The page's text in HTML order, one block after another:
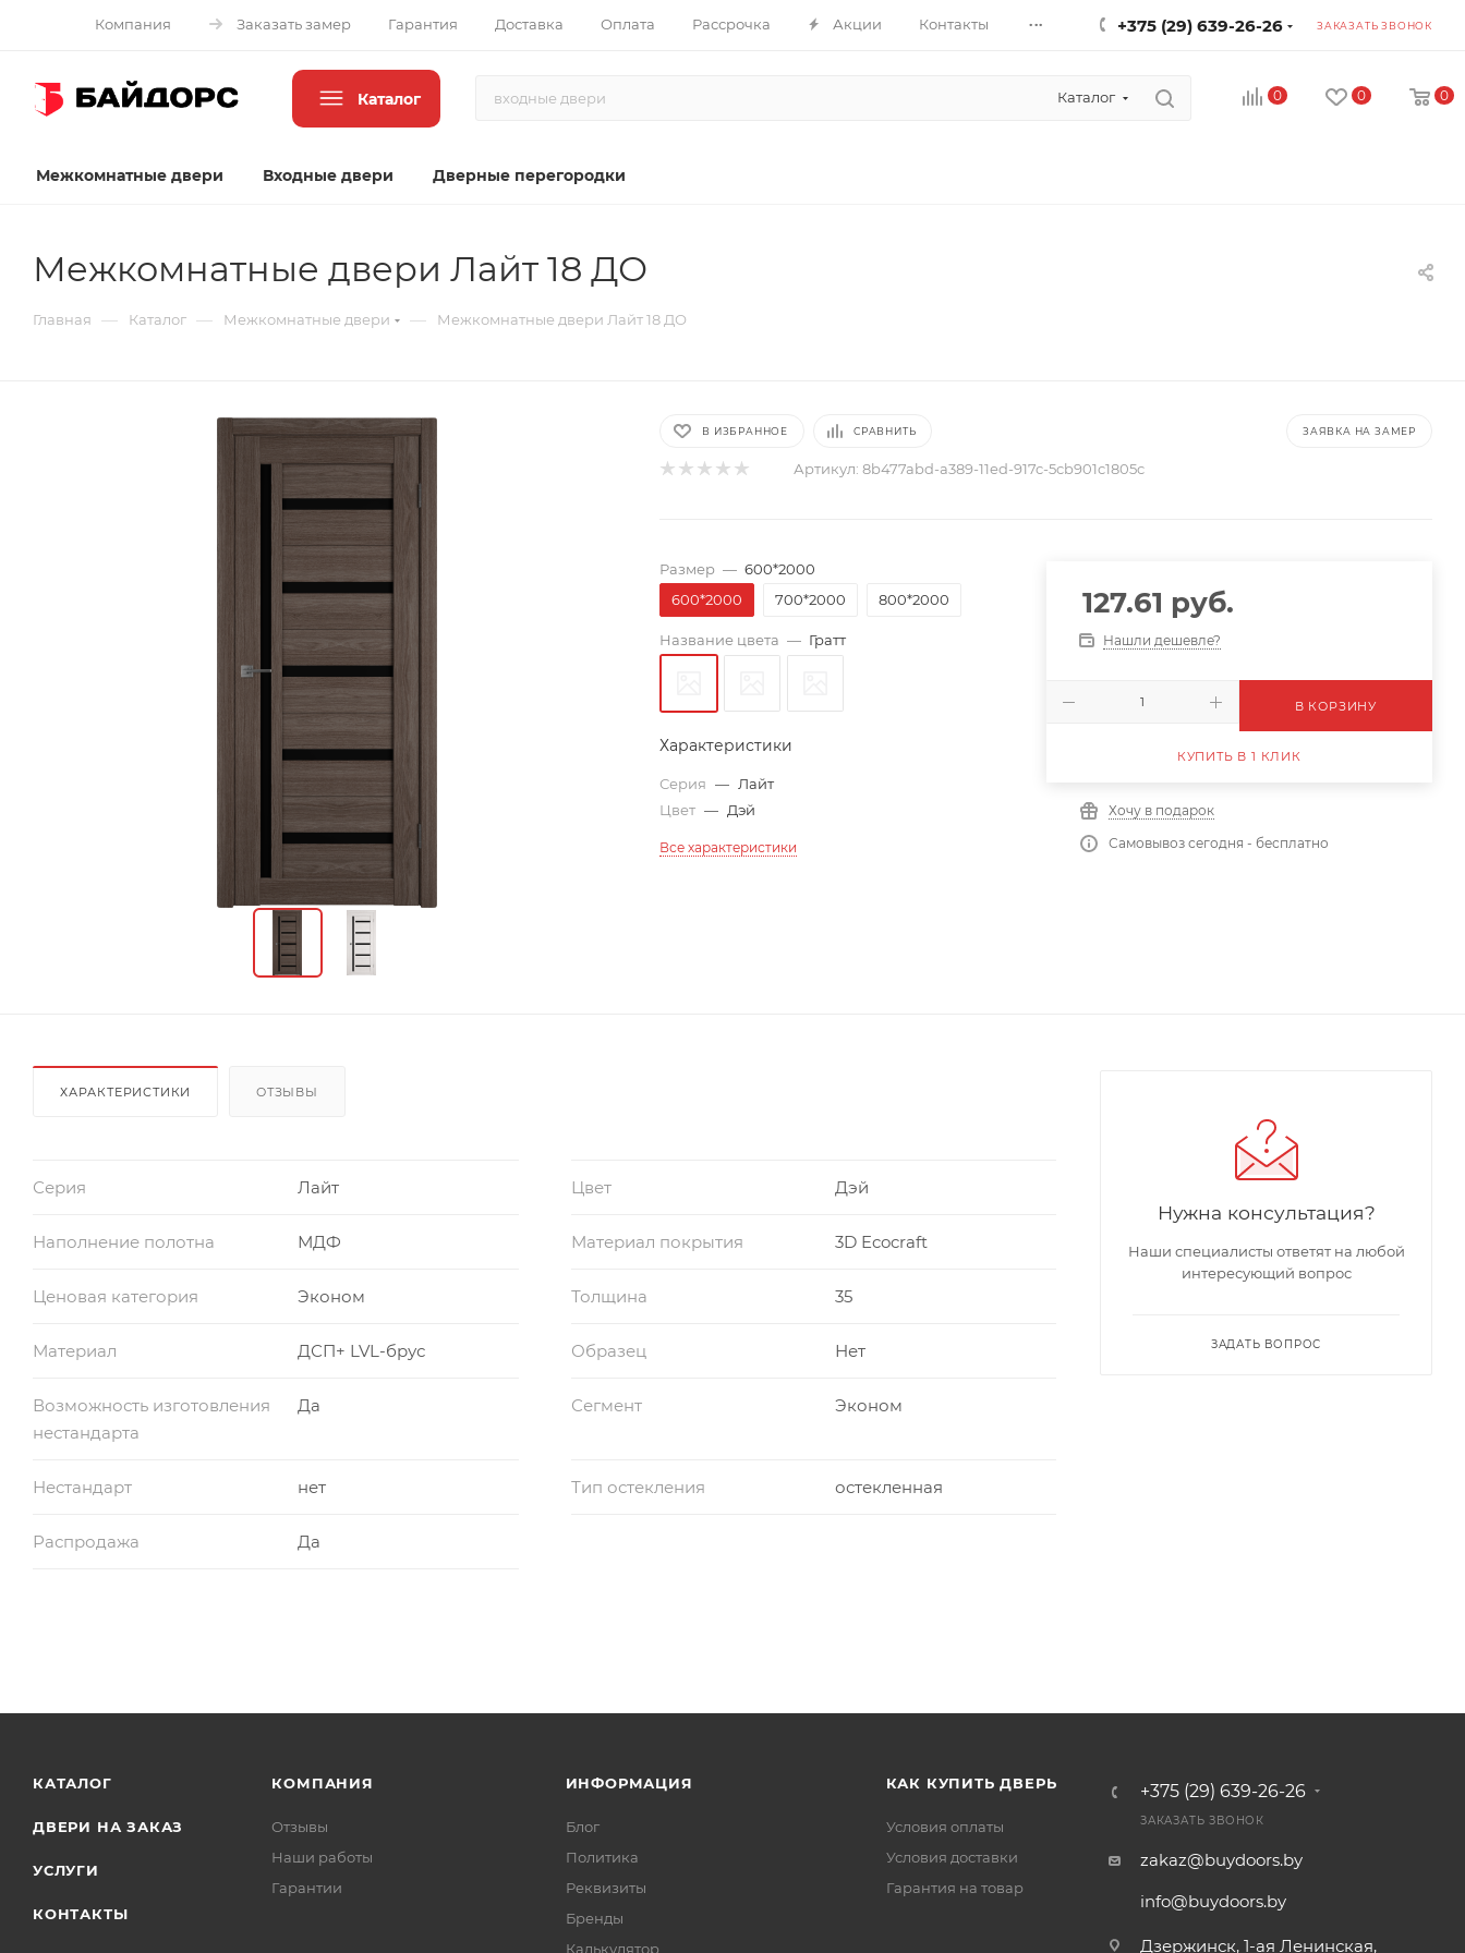
Компания Заказать замер Гарантия Доставка Оплата Рассрочка Акции Контакты ... +375 (29) 639-26-26 ЗАКАЗАТЬ ЗВОНОК
Каталог Каталог 0 0 0
Межкомнатные двери Входные двери Дверные перегородки
Межкомнатные двери Лайт 18 ДО
Главная — Каталог — Межкомнатные двери — Межкомнатные двери Лайт 18 ДО
В ИЗБРАННОЕ СРАВНИТЬ ЗАЯВКА НА ЗАМЕР
Артикул: 8b477abd-a389-11ed-917c-5cb901c1805c
Размер — 600*2000
600*2000
700*2000 800*2000
Название цвета — Гратт
Характеристики
Серия — Лайт
Цвет — Дэй
Все характеристики
127.61 руб.
Нашли дешевле?
В КОРЗИНУ
КУПИТЬ В 1 КЛИК
Хочу в подарок
Самовывоз сегодня - бесплатно
ХАРАКТЕРИСТИКИ ОТЗЫВЫ
Серия Лайт Цвет Дэй
Наполнение полотна МДФ Материал покрытия 3D Ecocraft
Ценовая категория Эконом Толщина 35
Материал ДСП+ LVL-брус Образец Нет
Возможность изготовления
нестандарта
Да Сегмент Эконом
Нестандарт нет Тип остекления остекленная
Распродажа Да
Нужна консультация?
Наши специалисты ответят на любой
интересующий вопрос
ЗАДАТЬ ВОПРОС
КАТАЛОГ
ДВЕРИ НА ЗАКАЗ
УСЛУГИ
КОНТАКТЫ
КОМПАНИЯ
Отзывы
Наши работы
Гарантии
ИНФОРМАЦИЯ
Блог
Политика
Реквизиты
Бренды
Калькулятор
КАК КУПИТЬ ДВЕРЬ
Условия оплаты
Условия доставки
Гарантия на товар
+375 (29) 639-26-26
ЗАКАЗАТЬ ЗВОНОК
zakaz@buydoors.by
info@buydoors.by
Дзержинск, 1-ая Ленинская,